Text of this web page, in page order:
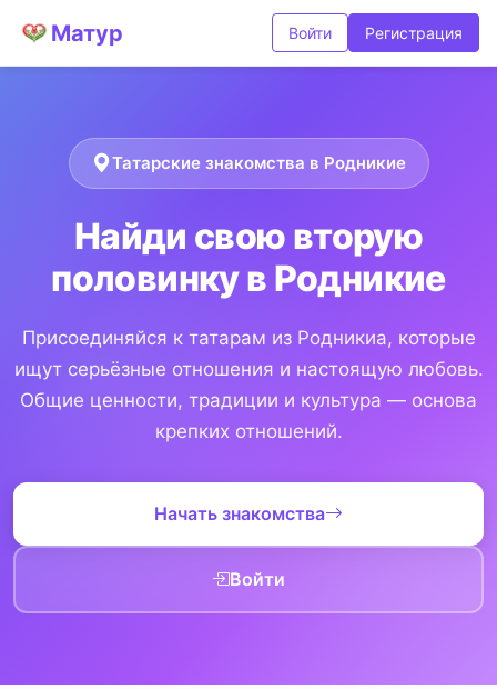
Матур Войти Регистрация
Татарские знакомства в Родникие
Найди свою вторую
половинку в Родникие
Присоединяйся к татарам из Родникиа, которые
ищут серьёзные отношения и настоящую любовь.
Общие ценности, традиции и культура — основа
крепких отношений.
Начать знакомства
Войти